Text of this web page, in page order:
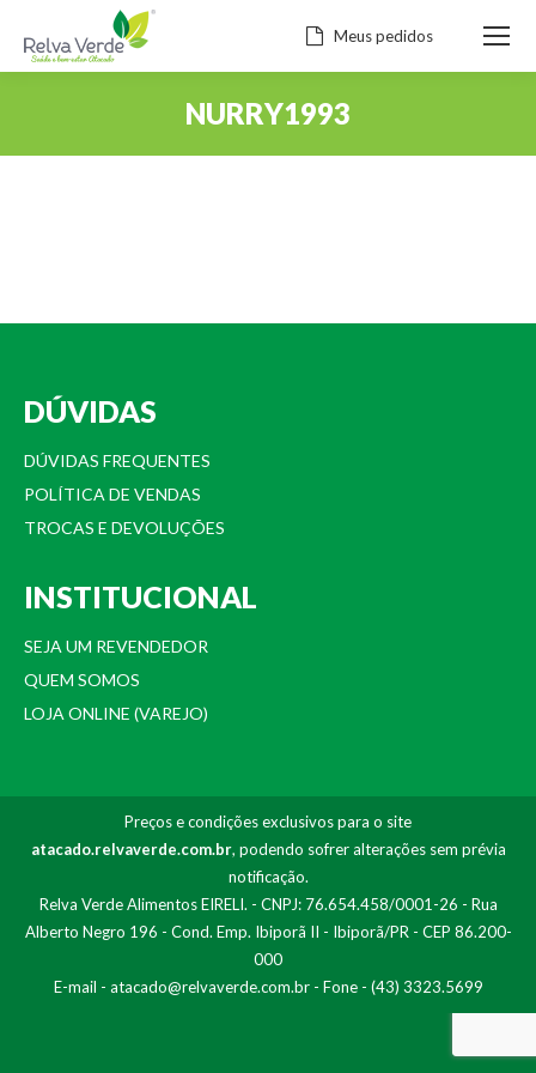
Meus pedidos
NURRY1993
DÚVIDAS
DÚVIDAS FREQUENTES
POLÍTICA DE VENDAS
TROCAS E DEVOLUÇÕES
INSTITUCIONAL
SEJA UM REVENDEDOR
QUEM SOMOS
LOJA ONLINE (VAREJO)
Preços e condições exclusivos para o site
atacado.relvaverde.com.br, podendo sofrer alterações sem prévia
notificação.
Relva Verde Alimentos EIRELI. - CNPJ: 76.654.458/0001-26 - Rua
Alberto Negro 196 - Cond. Emp. Ibiporã II - Ibiporã/PR - CEP 86.200-
000
E-mail - atacado@relvaverde.com.br- Fone - (43) 3323.5699